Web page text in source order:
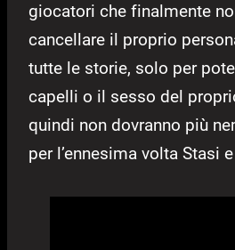
giocatori che finalmente
cancellare il proprio
tutte le storie, solo per
capelli o il sesso del
quindi non dovranno più
per l’ennesima volta Stasi